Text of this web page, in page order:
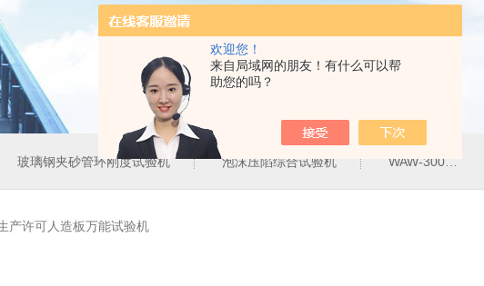
欢迎您！
来自局域网的朋友！有什么可以帮
助您的吗？
玻璃钢夹砂管环刚度试验机 泡沫压陷综合试验机 WAW-300G300KN电液伺服万能试验机
产许可人造板万能试验机